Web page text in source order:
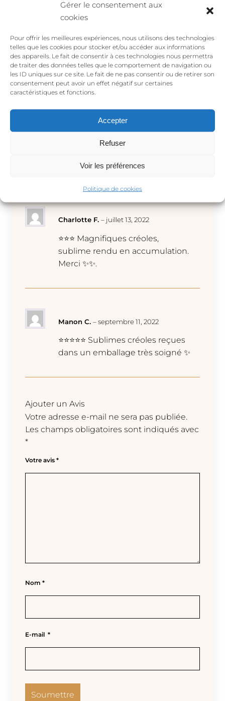
Gérer le consentement aux
cookies
Pour offrir les meilleures expériences, nous utilisons des technologies
telles que les cookies pour stocker et/ou accéder aux informations
des appareils. Le fait de consentir à ces technologies nous permettra
de traiter des données telles que le comportement de navigation ou
les ID uniques sur ce site. Le fait de ne pas consentir ou de retirer son
consentement peut avoir un effet négatif sur certaines
caractéristiques et fonctions.
Accepter
Refuser
Voir les préférences
Politique de cookies
veux jouer avec le style maximaliste, tu peux aller
coquillagesou rester plus discrètes avec despuces
d’oreilles en coeur. Peu importe si tu choisis de
faire des minis créoles en or Les Parfaites les stars
de tes accessoires ou non, elles sauront toujours
sublimer ta tenue qu’elle soit classique, ultra mode,
Charlotte F. – juillet 13, 2022
⭐⭐⭐ Magnifiques créoles,
sublime rendu en accumulation.
Merci ✨✨.
Manon C. –septembre 11, 2022
⭐⭐⭐⭐⭐ Sublimes créoles reçues
dans un emballage très soigné ✨
Ajouter un Avis
Votre adresse e-mail ne sera pas publiée.
Les champs obligatoires sont indiqués avec
*
Votre avis *
Nom *
E-mail *